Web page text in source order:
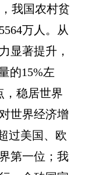
我国农村贫
万人。从
显著提升，
的15%左
，稳居世界
世界经济增
过美国、欧
第一位；我